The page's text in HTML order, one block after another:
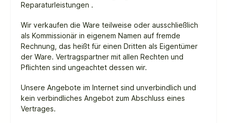
Reparaturleistungen .
Wir verkaufen die Ware teilweise oder ausschließlich
als Kommissionär in eigenem Namen auf fremde
Rechnung, das heißt für einen Dritten als Eigentümer
der Ware. Vertragspartner mit allen Rechten und
Pflichten sind ungeachtet dessen wir.
Unsere Angebote im Internet sind unverbindlich und
kein verbindliches Angebot zum Abschluss eines
Vertrages.